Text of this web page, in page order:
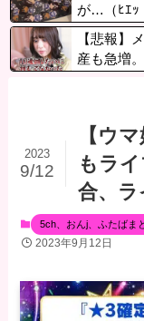
が…（ﾋｴｯ
【悲報】
産も急増
【ウ
もラ
合、ラ
2023
9/12
5ch、おんj、ふたばま
2023年9月12日